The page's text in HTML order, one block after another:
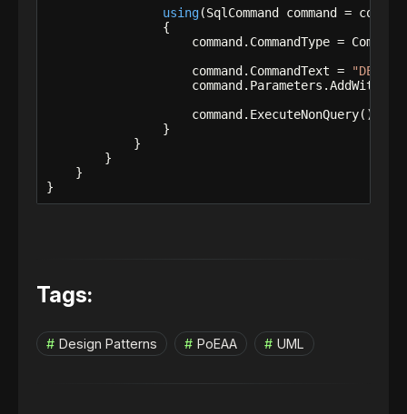
using(SqlCommand command =
                {
command.CommandType =
                    command.CommandText =
                    command.ExecuteNonQuery();
                }
            }
        }
    }
}
Tags:
Design Patterns PoEAA UML